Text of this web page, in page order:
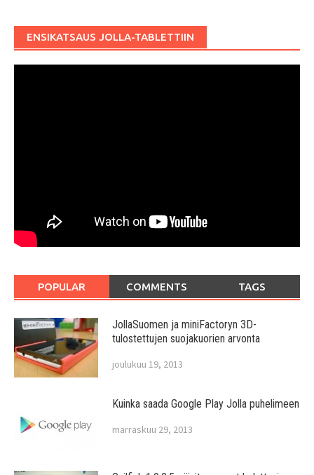
ENSIKATSAUS JOLLA-TABLETTIIN
POPULAR COMMENTS TAGS
JollaSuomen ja miniFactoryn 3D-
tulostettujen suojakuorien arvonta
joulukuu 19, 2013
Kuinka saada Google Play Jolla puhelimeen
marraskuu 29, 2013